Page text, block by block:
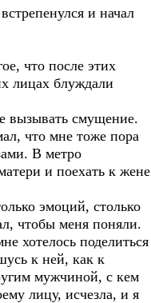
и начал
что после этих
лицах блуждали
вызывать смущение.
что мне тоже пора
В метро
и поехать к жене
эмоций, столько
чтобы меня поняли.
хотелось поделиться
к ней, как к
мужчиной, с кем
лицу, исчезла, и я